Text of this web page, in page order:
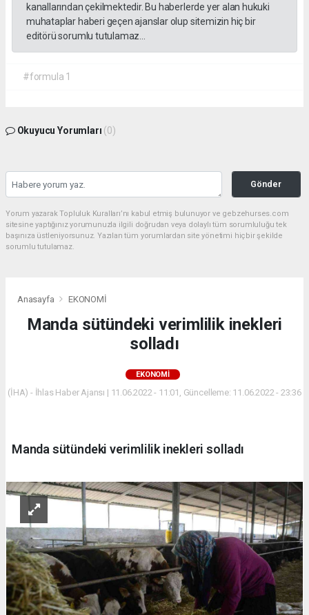
kanallarından çekilmektedir. Bu haberlerde yer alan hukuki
muhataplar haberi geçen ajanslar olup sitemizin hiç bir
editörü sorumlu tutulamaz...
#formula 1
Okuyucu Yorumları (0)
Gönder
Yorum yazarak Topluluk Kuralları’nı kabul etmiş bulunuyor ve gebzehurses.com
sitesine yaptığınız yorumunuzla ilgili doğrudan veya dolaylı tüm sorumluluğu tek
başınıza üstleniyorsunuz. Yazılan tüm yorumlardan site yönetimi hiçbir şekilde
sorumlu tutulamaz.
Anasayfa EKONOMİ
Manda sütündeki verimlilik inekleri
solladı
EKONOMİ
(İHA) - İhlas Haber Ajansı | 11.06.2022 - 11:01, Güncelleme: 11.06.2022 - 23:36
Manda sütündeki verimlilik inekleri solladı